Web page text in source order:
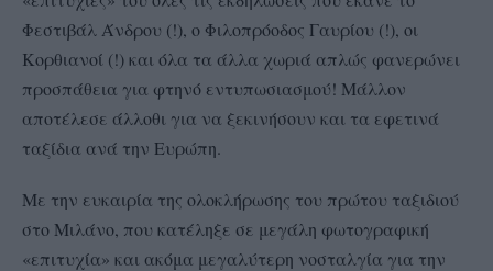
Φεστιβάλ Άνδρου (!), ο Φιλοπρόοδος Γαυρίου (!), οι
Κορθιανοί (!) και όλα τα άλλα χωριά απλώς φανερώνει
προσπάθεια για φτηνό εντυπωσιασμού! Μάλλον
αποτέλεσε άλλοθι για να ξεκινήσουν και τα εφετινά
ταξίδια ανά την Ευρώπη.
Με την ευκαιρία της ολοκλήρωσης του πρώτου ταξιδιού
στο Μιλάνο, που κατέληξε σε μεγάλη φωτογραφική
«επιτυχία» και ακόμα μεγαλύτερη νοσταλγία για την